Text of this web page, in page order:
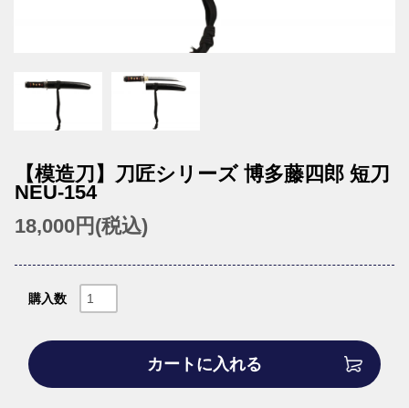
【模造刀】刀匠シリーズ 博多藤四郎 短刀
NEU-154
18,000円(税込)
購入数
カートに入れる